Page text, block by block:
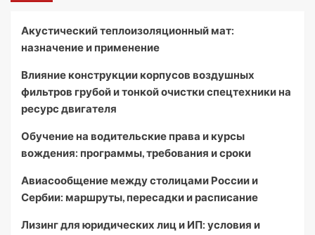
Акустический теплоизоляционный мат:
назначение и применение
Влияние конструкции корпусов воздушных
фильтров грубой и тонкой очистки спецтехники на
ресурс двигателя
Обучение на водительские права и курсы
вождения: программы, требования и сроки
Авиасообщение между столицами России и
Сербии: маршруты, пересадки и расписание
Лизинг для юридических лиц и ИП: условия и